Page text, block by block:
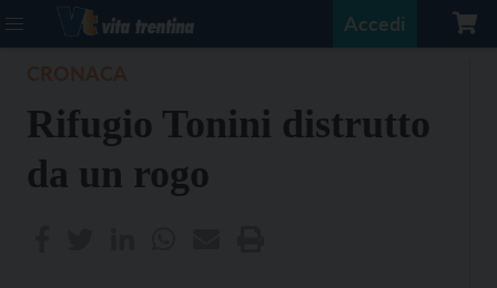
Accedi
Rifugio Tonini distrutto
da un rogo